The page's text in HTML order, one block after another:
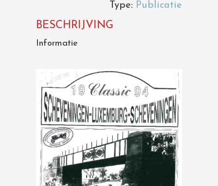
Type: Publicatie
BESCHRIJVING
Informatie